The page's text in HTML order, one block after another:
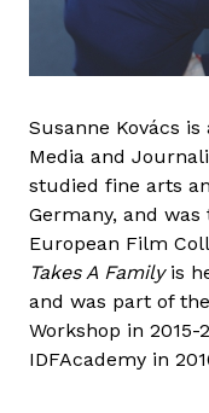
Susanne Kovács
Media and
studied fine arts
Germany, and
European Film
Takes A Familyis
and was part of
Workshop in
IDFAcademy in